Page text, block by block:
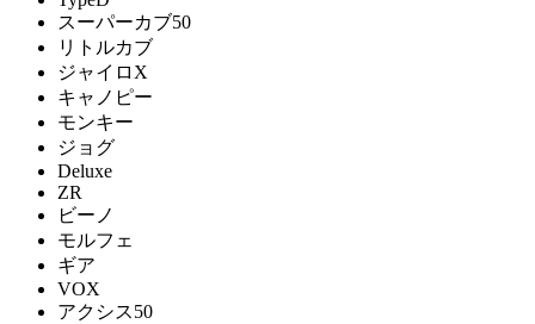
スーパーカブ50
リトルカブ
ジャイロX
キャノピー
モンキー
ジョグ
Deluxe
ZR
ビーノ
モルフェ
ギア
VOX
アクシス50